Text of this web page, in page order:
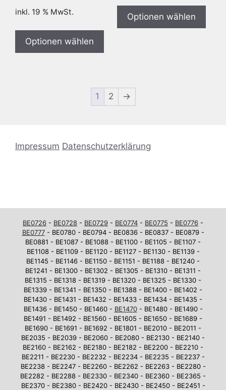
inkl. 19 % MwSt.
Optionen wählen
Optionen wählen
1 2 →
Impressum Datenschutzerklärung
BE0726 - BE0728 - BE0729 - BE0774 - BE0775 - BE0776 -
BE0777- BE0780 - BE0794 - BE0836 - BE0837 - BE0879 -
BE0881 - BE1087 - BE1088 - BE1100 - BE1105 - BE1107 -
BE1108 - BE1109 - BE1120 - BE1127 - BE1130 - BE1139 -
BE1145 - BE1146 - BE1150 - BE1151 - BE1188 - BE1240 -
BE1241 - BE1300 - BE1302 - BE1305 - BE1310 - BE1311 -
BE1315 - BE1318 - BE1319 - BE1320 - BE1325 - BE1330 -
BE1339 - BE1341 - BE1350 - BE1388 - BE1400 - BE1402 -
BE1430 - BE1431 - BE1432 - BE1433 - BE1434 - BE1435 -
BE1436 - BE1450 - BE1460 - BE1470- BE1480 - BE1490 -
BE1491 - BE1492 - BE1560 - BE1605 - BE1650 - BE1689 -
BE1690 - BE1691 - BE1692 - BE1801 - BE2010 - BE2011 -
BE2035 - BE2039 - BE2060 - BE2080 - BE2130 - BE2140 -
BE2160 - BE2162 - BE2180 - BE2182 - BE2200 - BE2210 -
BE2211 - BE2230 - BE2232 - BE2234 - BE2235 - BE2237 -
BE2238 - BE2247 - BE2260 - BE2262 - BE2263 - BE2280 -
BE2282 - BE2288 - BE2330 - BE2340 - BE2360 - BE2365 -
BE2370 - BE2380 - BE2420 - BE2430 - BE2450 - BE2451 -